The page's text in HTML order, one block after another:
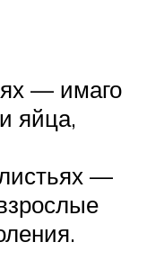
— имаго
яйца,
—